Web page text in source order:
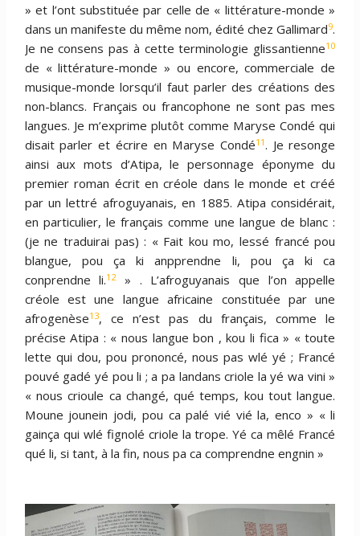
» et l’ont substituée par celle de « littérature-monde »
dans un manifeste du même nom, édité chez Gallimard9.
Je ne consens pas à cette terminologie glissantienne10
de « littérature-monde » ou encore, commerciale de
musique-monde lorsqu’il faut parler des créations des
non-blancs. Français ou francophone ne sont pas mes
langues. Je m’exprime plutôt comme Maryse Condé qui
disait parler et écrire en Maryse Condé11. Je resonge
ainsi aux mots d’Atipa, le personnage éponyme du
premier roman écrit en créole dans le monde et créé
par un lettré afroguyanais, en 1885. Atipa considérait,
en particulier, le français comme une langue de blanc :
(je ne traduirai pas) : « Fait kou mo, lessé francé pou
blangue, pou ça ki anpprendne li, pou ça ki ca
conprendne li.12» . L’afroguyanais que l’on appelle
créole est une langue africaine constituée par une
afrogenèse13, ce n’est pas du français, comme le
précise Atipa : « nous langue bon , kou li fica » « toute
lette qui dou, pou prononcé, nous pas wlé yé ; Francé
pouvé gadé yé pou li ; a pa landans criole la yé wa vini »
« nous crioule ca changé, qué temps, kou tout langue.
Moune jounein jodi, pou ca palé vié vié la, enco » « li
gainça qui wlé fignolé criole la trope. Yé ca mêlé Francé
qué li, si tant, à la fin, nous pa ca comprendne engnin »